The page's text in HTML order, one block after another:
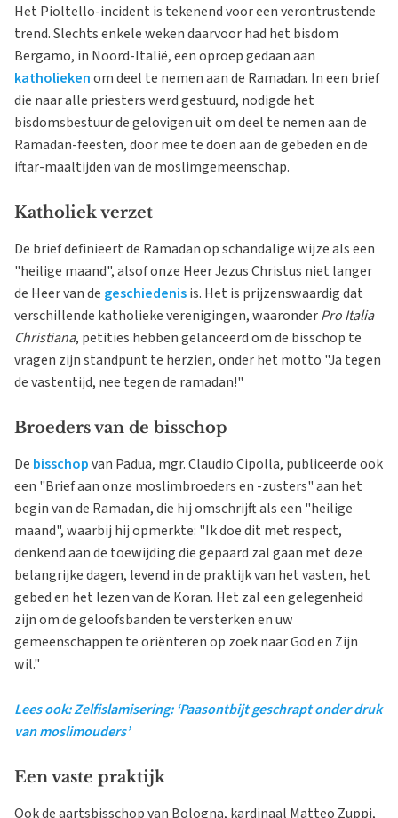
Het Pioltello-incident is tekenend voor een verontrustende
trend. Slechts enkele weken daarvoor had het bisdom
Bergamo, in Noord-Italië, een oproep gedaan aan
katholiekenom deel te nemen aan de Ramadan. In een brief
die naar alle priesters werd gestuurd, nodigde het
bisdomsbestuur de gelovigen uit om deel te nemen aan de
Ramadan-feesten, door mee te doen aan de gebeden en de
iftar-maaltijden van de moslimgemeenschap.
Katholiek verzet
De brief definieert de Ramadan op schandalige wijze als een
"heilige maand", alsof onze Heer Jezus Christus niet langer
de Heer van de geschiedenisis. Het is prijzenswaardig dat
verschillende katholieke verenigingen, waaronderPro Italia
Christiana, petities hebben gelanceerd om de bisschop te
vragen zijn standpunt te herzien, onder het motto "Ja tegen
de vastentijd, nee tegen de ramadan!"
Broeders van de bisschop
De bisschopvan Padua, mgr. Claudio Cipolla, publiceerde ook
een "Brief aan onze moslimbroeders en -zusters" aan het
begin van de Ramadan, die hij omschrijft als een "heilige
maand", waarbij hij opmerkte: "Ik doe dit met respect,
denkend aan de toewijding die gepaard zal gaan met deze
belangrijke dagen, levend in de praktijk van het vasten, het
gebed en het lezen van de Koran. Het zal een gelegenheid
zijn om de geloofsbanden te versterken en uw
gemeenschappen te oriënteren op zoek naar God en Zijn
wil."
Lees ook: Zelfislamisering: ‘Paasontbijt geschrapt onder druk
van moslimouders’
Een vaste praktijk
Ook de aartsbisschop van Bologna, kardinaal Matteo Zuppi,